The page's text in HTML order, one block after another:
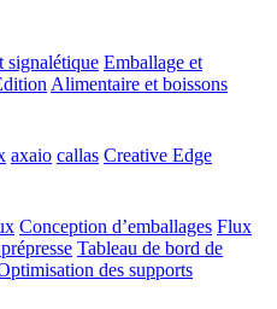
signalétique Emballage et
Alimentaire et boissons
axaio callas Creative Edge
Conception d’emballages Flux
Tableau de bord de
des supports